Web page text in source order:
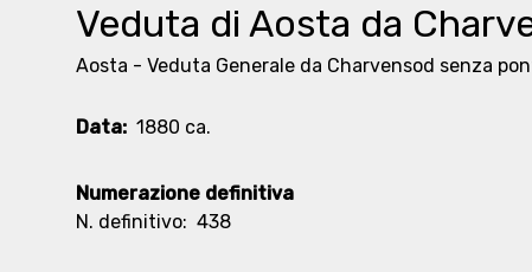
Veduta di Aosta da
Aosta - Veduta Generale da Charvensod senza
Data: 1880 ca.
Numerazione definitiva
N. definitivo: 438